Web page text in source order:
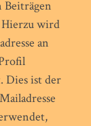
wird
an
Dies ist der